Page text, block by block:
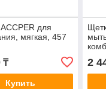
для
мягкая, 457
₸
Купить
2